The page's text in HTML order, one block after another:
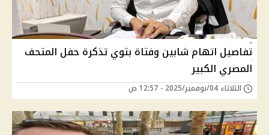
تفاصيل اتهام شابين وفتاة بتوي تذكرة حفل المتحف
المصري الكبير
الثلاثاء 04/نوفمبر/2025 - 12:57 ص